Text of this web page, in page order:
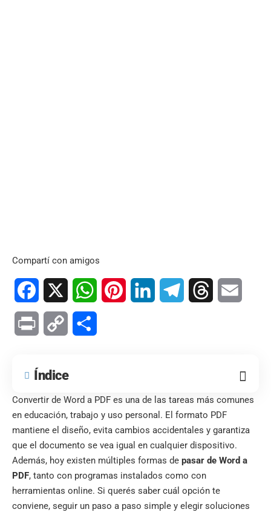
Compartí con amigos
Facebook WhatsAppPinterest LinkedIn TelegramThreads
Print Copy
Índice
Convertir de Word a PDF es una de las tareas más comunes
en educación, trabajo y uso personal. El formato PDF
mantiene el diseño, evita cambios accidentales y garantiza
que el documento se vea igual en cualquier dispositivo.
Además, hoy existen múltiples formas de pasar de Word a
PDF, tanto con programas instalados como con
herramientas online. Si querés saber cuál opción te
conviene, seguir un paso a paso simple y elegir soluciones